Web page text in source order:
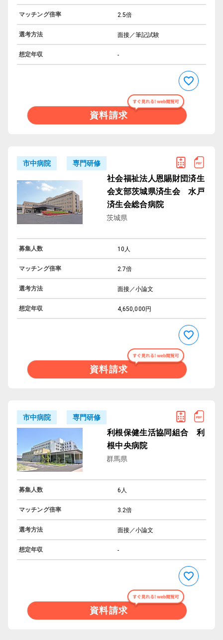
マッチング倍率 2.5倍
選考方法 面接／筆記試験
想定年収 -
資料請求
市中病院 専門研修
社会福祉法人恩賜財団済生
会支部茨城県済生会 水戸
済生会総合病院
茨城県
募集人数 10人
マッチング倍率 2.7倍
選考方法 面接／小論文
想定年収 4,650,000円
資料請求
市中病院 専門研修
利根保健生活協同組合 利
根中央病院
群馬県
募集人数 6人
マッチング倍率 3.2倍
選考方法 面接／小論文
想定年収 -
資料請求